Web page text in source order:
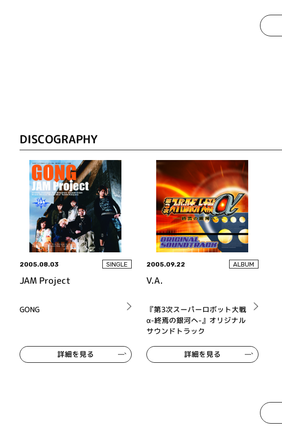
DISCOGRAPHY
2005.08.03 SINGLE
JAM Project
GONG
詳細を見る
2005.09.22 ALBUM
V.A.
『第3次スーパーロボット大戦
α-終焉の銀河へ-』オリジナル
サウンドトラック
詳細を見る